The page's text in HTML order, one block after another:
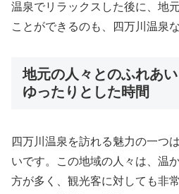
温泉でリラックスした後に、地
ことができるのも、四万川温泉
地元の人々とのふれあ
ゆったりとした時間
四万川温泉を訪れる魅力の一つ
いです。この地域の人々は、温
方が多く、観光客に対しても非